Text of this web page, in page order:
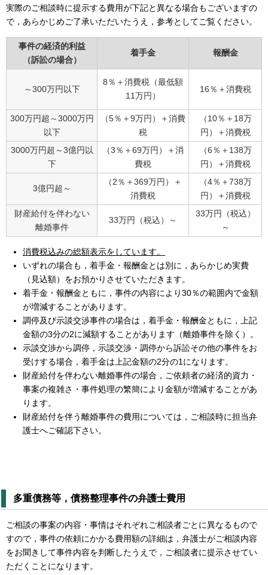
実際のご相談時に提示する費用が下記と異なる場合もございますの
で，あらかじめご了承いただいたうえ，参考としてご覧ください。
事件の経済的利益
（訴訟の場合）
着手金 報酬金
～300万円以下
8％＋消費税（最低額
11万円）
16％＋消費税
300万円超～3000万円
以下
（5％＋9万円）＋消費
税
（10％＋18万
円）＋消費税
3000万円超～3億円以
下
（3％＋69万円）＋消
費税
（6％＋138万
円）＋消費税
3億円超～
（2％＋369万円）＋
消費税
（4％＋738万
円）＋消費税
財産給付を伴わない
離婚事件
33万円（税込）～
33万円（税込）
～
消費税込みの総額表示をしています。
いずれの場合も，着手金・報酬金とは別に，あらかじめ実費
（見込額）をお預かりさせていただきます。
着手金・報酬金ともに，事件の内容により30％の範囲内で金額
が増減することがあります。
調停及び示談交渉事件の場合は，着手金・報酬金ともに，上記
金額の3分の2に減額することがあります（離婚事件を除く）。
示談交渉から調停，示談交渉・調停から訴訟その他の事件をお
受けする場合，着手金は上記金額の2分の1になります。
財産給付を伴わない離婚事件の場合，ご依頼者の経済的資力・
事案の複雑さ・事件処理の繁簡により金額が増減することがあ
ります。
財産給付を伴う離婚事件の費用については，ご相談時に担当弁
護士へご確認下さい。
多重債務等，債務整理事件の弁護士費用
ご相談の事案の内容・事情はそれぞれご相談者ごとに異なるもので
すので，事件の依頼にかかる費用額の詳細は，弁護士がご相談内容
をお聞きして事件内容を判断したうえで，ご相談者に提示させてい
ただくことになります。